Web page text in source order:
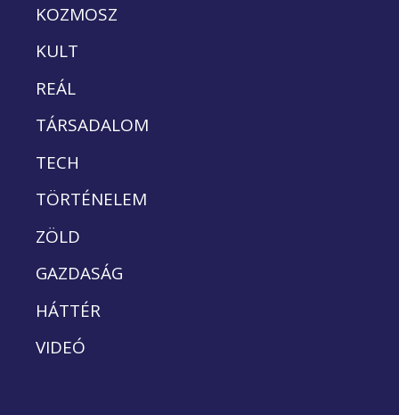
KOZMOSZ
KULT
REÁL
TÁRSADALOM
TECH
TÖRTÉNELEM
ZÖLD
GAZDASÁG
HÁTTÉR
VIDEÓ